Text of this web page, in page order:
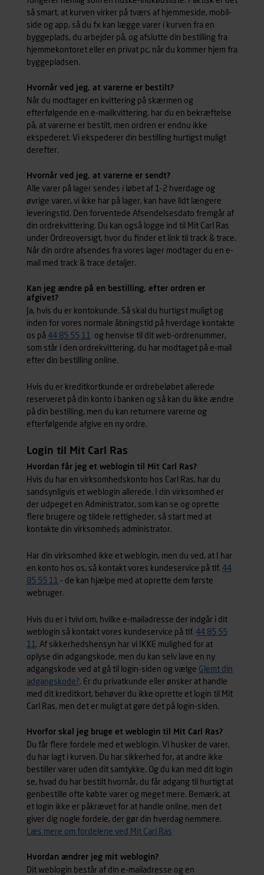
så smart, at kurven virker på tværs af hjemmeside, mobil-
side og app, så du fx kan lægge varer i kurven fra en
byggeplads, du arbejder på, og afslutte din bestilling fra
hjemmekontoret eller en privat pc, når du kommer hjem fra
byggepladsen.
Hvornår ved jeg, at varerne er bestilt?
Når du modtager en kvittering på skærmen og
efterfølgende en e-mailkvittering, har du en bekræftelse
på, at varerne er bestilt, men ordren er endnu ikke
ekspederet. Vi ekspederer din bestilling hurtigst muligt
derefter.
Hvornår ved jeg, at varerne er sendt?
Alle varer på lager sendes i løbet af 1-2 hverdage og
øvrige varer, vi ikke har på lager, kan have lidt længere
leveringstid. Den forventede Afsendelsesdato fremgår af
din ordrekvittering. Du kan også logge ind til Mit Carl Ras
under Ordreoversigt, hvor du finder et link til track & trace.
Når din ordre afsendes fra vores lager modtager du en e-
mail med track & trace detaljer.
Kan jeg ændre på en bestilling, efter ordren er
afgivet?
Ja, hvis du er kontokunde. Så skal du hurtigst muligt og
inden for vores normale åbningstid på hverdage kontakte
os på 44 85 55 11 og henvise til dit web-ordrenummer,
som står i den ordrekvittering, du har modtaget på e-mail
efter din bestilling online.
Hvis du er kreditkortkunde er ordrebeløbet allerede
reserveret på din konto i banken og så kan du ikke ændre
på din bestilling, men du kan returnere varerne og
efterfølgende afgive en ny ordre.
Login til Mit Carl Ras
Hvordan får jeg et weblogin til Mit Carl Ras?
Hvis du har en virksomhedskonto hos Carl Ras, har du
sandsynligvis et weblogin allerede. I din virksomhed er
der udpeget en Administrator, som kan se og oprette
flere brugere og tildele rettigheder, så start med at
kontakte din virksomheds administrator.
Har din virksomhed ikke et weblogin, men du ved, at I har
en konto hos os, så kontakt vores kundeservice på tlf. 44
85 55 11 - de kan hjælpe med at oprette dem første
webruger.
Hvis du er i tvivl om, hvilke e-mailadresse der indgår i dit
weblogin så kontakt vores kundeservice på tlf. 44 85 55
11. Af sikkerhedshensyn har vi IKKE mulighed for at
oplyse din adgangskode, men du kan selv lave en ny
adgangskode ved at gå til login-siden og vælge Glemt din
adgangskode?. Er du privatkunde eller ønsker at handle
med dit kreditkort, behøver du ikke oprette et login til Mit
Carl Ras, men det er muligt at gøre det på login-siden.
Hvorfor skal jeg bruge et weblogin til Mit Carl Ras?
Du får flere fordele med et weblogin. Vi husker de varer,
du har lagt i kurven. Du har sikkerhed for, at andre ikke
bestiller varer uden dit samtykke. Og du kan med dit login
se, hvad du har bestilt hvornår, du får adgang til hurtigt at
genbestille ofte købte varer og meget mere. Bemærk, at
et login ikke er påkrævet for at handle online, men det
giver dig nogle fordele, der gør din hverdag nemmere.
Læs mere om fordelene ved Mit Carl Ras
Hvordan ændrer jeg mit weblogin?
Dit weblogin består af din e-mailadresse og en